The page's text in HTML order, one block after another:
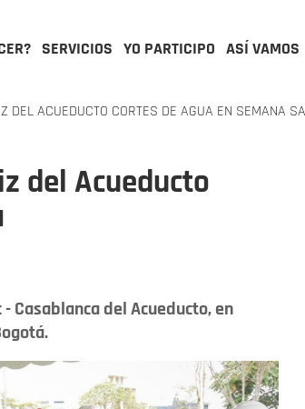
SERVICIOS YO PARTICIPO ASÍ VAMOS
DEL ACUEDUCTO CORTES DE AGUA EN SEMANA
del Acueducto
Casablanca del Acueducto, en